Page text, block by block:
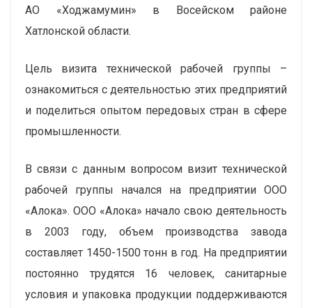
АО «Ходжамумин» в Восейском районе
Хатлонской области.
Цель визита технической рабочей группы –
ознакомиться с деятельностью этих предприятий
и поделиться опытом передовых стран в сфере
промышленности.
В связи с данным вопросом визит технической
рабочей группы начался на предприятии ООО
«Алока». ООО «Алока» начало свою деятельность
в 2003 году, объем производства завода
составляет 1450-1500 тонн в год. На предприятии
постоянно трудятся 16 человек, санитарные
условия и упаковка продукции поддерживаются